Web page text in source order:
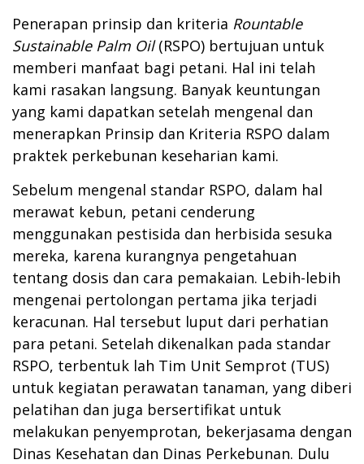
Penerapan prinsip dan kriteria Rountable
Sustainable Palm Oil(RSPO) bertujuan untuk
memberi manfaat bagi petani. Hal ini telah
kami rasakan langsung. Banyak keuntungan
yang kami dapatkan setelah mengenal dan
menerapkan Prinsip dan Kriteria RSPO dalam
praktek perkebunan keseharian kami.
Sebelum mengenal standar RSPO, dalam hal
merawat kebun, petani cenderung
menggunakan pestisida dan herbisida sesuka
mereka, karena kurangnya pengetahuan
tentang dosis dan cara pemakaian. Lebih-lebih
mengenai pertolongan pertama jika terjadi
keracunan. Hal tersebut luput dari perhatian
para petani. Setelah dikenalkan pada standar
RSPO, terbentuk lah Tim Unit Semprot (TUS)
untuk kegiatan perawatan tanaman, yang diberi
pelatihan dan juga bersertifikat untuk
melakukan penyemprotan, bekerjasama dengan
Dinas Kesehatan dan Dinas Perkebunan. Dulu